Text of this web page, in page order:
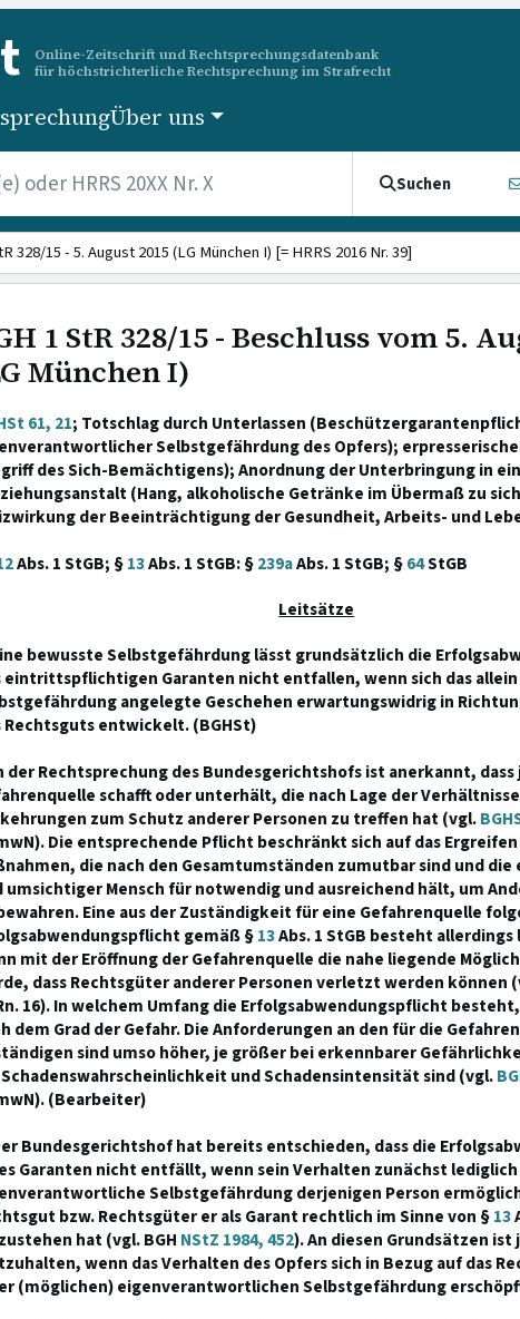
Online-Zeitschrift und Rechtsprechungsdatenbank
für höchstrichterliche Rechtsprechung im Strafrecht
Über uns
Suchen
328/15 - 5. August 2015 (LG München I) [= HRRS 2016 Nr. 39]
1 StR 328/15 - Beschluss vom 5.
München I)
61, 21; Totschlag durch Unterlassen
Selbstgefährdung des Opfers);
des Sich-Bemächtigens); Anordnung der Unterbringung in
(Hang, alkoholische Getränke im Übermaß zu
der Beeinträchtigung der Gesundheit, Arbeits- und
Abs. 1 StGB; §13Abs. 1 StGB: §239aAbs. 1 StGB; §64StGB
Leitsätze
bewusste Selbstgefährdung lässt grundsätzlich die
eintrittspflichtigen Garanten nicht entfallen, wenn sich das
angelegte Geschehen erwartungswidrig in
Rechtsguts entwickelt. (BGHSt)
der Rechtsprechung des Bundesgerichtshofs ist anerkannt,
schafft oder unterhält, die nach Lage der
zum Schutz anderer Personen zu treffen hat (vgl.
Die entsprechende Pflicht beschränkt sich auf das
die nach den Gesamtumständen zumutbar sind und
umsichtiger Mensch für notwendig und ausreichend hält, um
Eine aus der Zuständigkeit für eine Gefahrenquelle
gemäß §13Abs. 1 StGB besteht allerdings
mit der Eröffnung der Gefahrenquelle die nahe liegende
dass Rechtsgüter anderer Personen verletzt werden können
16). In welchem Umfang die Erfolgsabwendungspflicht
dem Grad der Gefahr. Die Anforderungen an den für die
sind umso höher, je größer bei erkennbarer
und Schadensintensität sind (vgl.
(Bearbeiter)
Bundesgerichtshof hat bereits entschieden, dass die
Garanten nicht entfällt, wenn sein Verhalten zunächst
Selbstgefährdung derjenigen Person
bzw. Rechtsgüter er als Garant rechtlich im Sinne von §13
hat (vgl. BGH NStZ 1984, 452). An diesen Grundsätzen ist
wenn das Verhalten des Opfers sich in Bezug auf das
(möglichen) eigenverantwortlichen Selbstgefährdung